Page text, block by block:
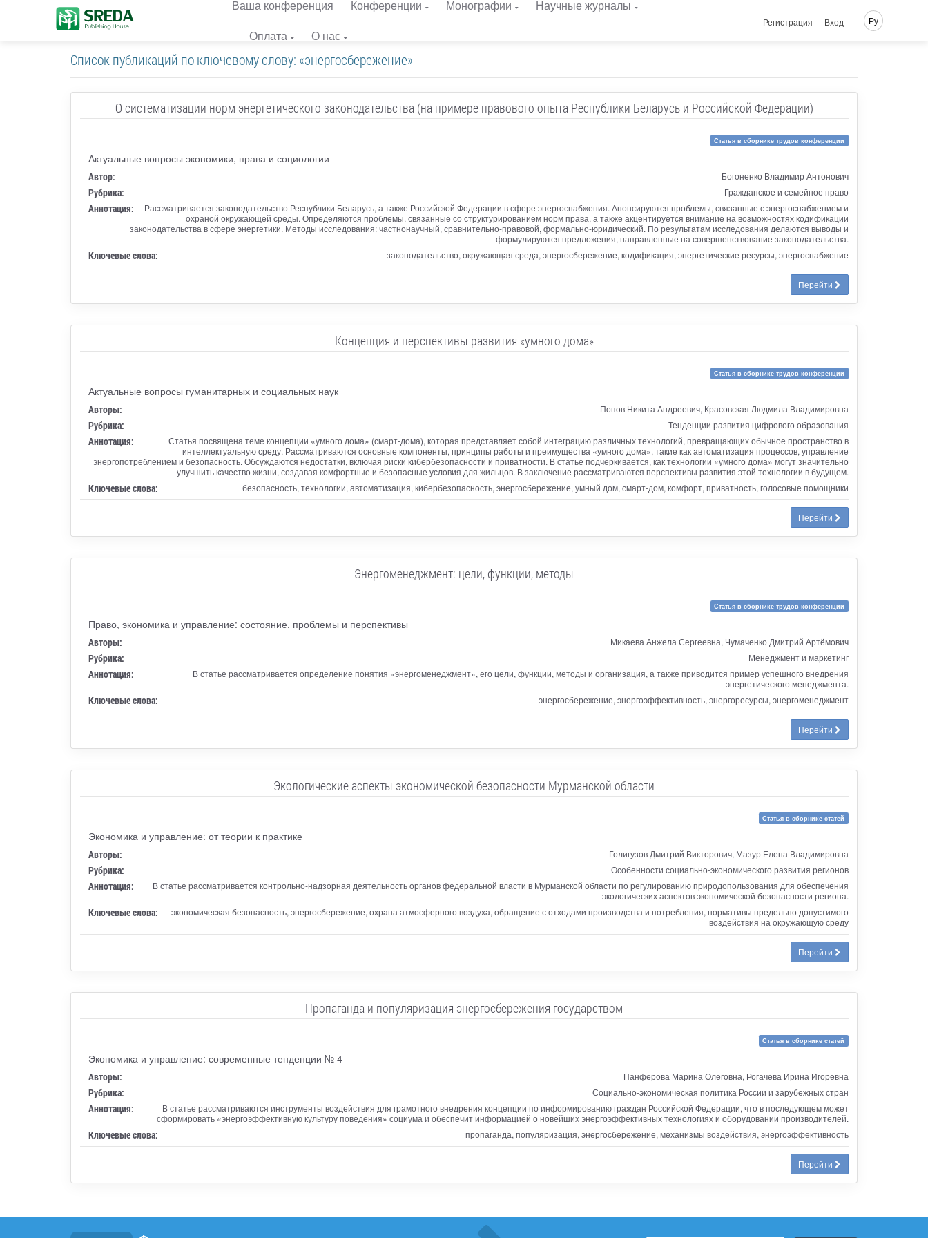
Ваша конференция Конференции Монографии
Научные журналы
Оплата
О нас
Регистрация Вход Ру
Список публикаций по ключевому слову: «энергосбережение»
О систематизации норм энергетического законодательства (на примере правового опыта Республики Беларусь и Российской Федерации)
Статья в сборнике трудов конференции
Актуальные вопросы экономики, права и социологии
Автор: Богоненко Владимир Антонович
Рубрика: Гражданское и семейное право
Аннотация:
Рассматривается законодательство Республики Беларусь, а также Российской Федерации в сфере энергоснабжения. Анонсируются проблемы, связанные с энергоснабжением и
охраной окружающей среды. Определяются проблемы, связанные со структурированием норм права, а также акцентируется внимание на возможностях кодификации
законодательства в сфере энергетики. Методы исследования: частнонаучный, сравнительно-правовой, формально-юридический. По результатам исследования делаются выводы и
формулируются предложения, направленные на совершенствование законодательства.
Ключевые слова: законодательство, окружающая среда, энергосбережение, кодификация, энергетические ресурсы, энергоснабжение
Перейти
Концепция и перспективы развития «умного дома»
Статья в сборнике трудов конференции
Актуальные вопросы гуманитарных и социальных наук
Авторы: Попов Никита Андреевич, Красовская Людмила Владимировна
Рубрика: Тенденции развития цифрового образования
Аннотация:
Статья посвящена теме концепции «умного дома» (смарт-дома), которая представляет собой интеграцию различных технологий, превращающих обычное пространство в
интеллектуальную среду. Рассматриваются основные компоненты, принципы работы и преимущества «умного дома», такие как автоматизация процессов, управление
энергопотреблением и безопасность. Обсуждаются недостатки, включая риски кибербезопасности и приватности. В статье подчеркивается, как технологии «умного дома» могут значительно
улучшить качество жизни, создавая комфортные и безопасные условия для жильцов. В заключение рассматриваются перспективы развития этой технологии в будущем.
Ключевые слова: безопасность, технологии, автоматизация, кибербезопасность, энергосбережение, умный дом, смарт-дом, комфорт, приватность, голосовые помощники
Перейти
Энергоменеджмент: цели, функции, методы
Статья в сборнике трудов конференции
Право, экономика и управление: состояние, проблемы и перспективы
Авторы: Микаева Анжела Сергеевна, Чумаченко Дмитрий Артёмович
Рубрика: Менеджмент и маркетинг
Аннотация:
В статье рассматривается определение понятия «энергоменеджмент», его цели, функции, методы и организация, а также приводится пример успешного внедрения
энергетического менеджмента.
Ключевые слова: энергосбережение, энергоэффективность, энергоресурсы, энергоменеджмент
Перейти
Экологические аспекты экономической безопасности Мурманской области
Статья в сборнике статей
Экономика и управление: от теории к практике
Авторы: Голигузов Дмитрий Викторович, Мазур Елена Владимировна
Рубрика: Особенности социально-экономического развития регионов
Аннотация:
В статье рассматривается контрольно-надзорная деятельность органов федеральной власти в Мурманской области по регулированию природопользования для обеспечения
экологических аспектов экономической безопасности региона.
Ключевые слова:
экономическая безопасность, энергосбережение, охрана атмосферного воздуха, обращение с отходами производства и потребления, нормативы предельно допустимого
воздействия на окружающую среду
Перейти
Пропаганда и популяризация энергосбережения государством
Статья в сборнике статей
Экономика и управление: современные тенденции № 4
Авторы: Панферова Марина Олеговна, Рогачева Ирина Игоревна
Рубрика: Социально-экономическая политика России и зарубежных стран
Аннотация:
В статье рассматриваются инструменты воздействия для грамотного внедрения концепции по информированию граждан Российской Федерации, что в последующем может
сформировать «энергоэффективную культуру поведения» социума и обеспечит информацией о новейших энергоэффективных технологиях и оборудовании производителей.
Ключевые слова: пропаганда, популяризация, энергосбережение, механизмы воздействия, энергоэффективность
Перейти